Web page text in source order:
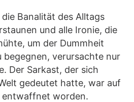
Banalität des Alltags
und alle Ironie, die
um der Dummheit
begegnen, verursachte nur
Der Sarkast, der sich
gedeutet hatte, war auf
entwaffnet worden.